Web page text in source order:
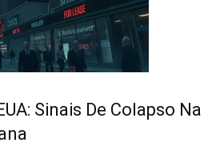
Sinais De Colapso Na